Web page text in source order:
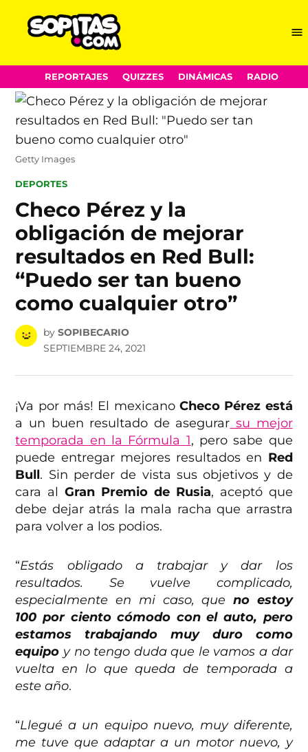
Skip
to
content
REPORTAJES QUIZZES DINÁMICAS RADIO
Getty Images
POSTED
DEPORTES
Checo Pérez y la
obligación de mejorar
resultados en Red Bull:
“Puedo ser tan bueno
como cualquier otro”
by SOPIBECARIO
SEPTIEMBRE 24, 2021
¡Va por más! El mexicano Checo Pérez está
a un buen resultado de asegurar su mejor
temporada en la Fórmula 1, pero sabe que
puede entregar mejores resultados en Red
Bull. Sin perder de vista sus objetivos y de
cara alGran Premio de Rusia, aceptó que
debe dejar atrás la mala racha que arrastra
para volver a los podios.
“Estás obligado a trabajar y dar los
resultados. Se vuelve complicado,
especialmente en mi caso, que no estoy
100 por ciento cómodo con el auto, pero
estamos trabajando muy duro como
equipo y no tengo duda que le vamos a dar
vuelta en lo que queda de temporada a
este año.
“Llegué a un equipo nuevo, muy diferente,
me tuve que adaptar a un motor nuevo, y